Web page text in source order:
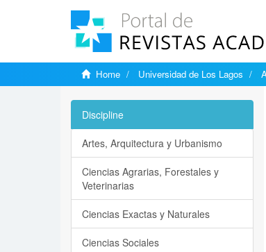
Home Universidad de Los Lagos
Discipline
Artes, Arquitectura y Urbanismo
Ciencias Agrarias, Forestales y
Veterinarias
Ciencias Exactas y Naturales
Ciencias Sociales